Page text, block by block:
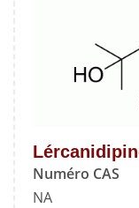
Numéro CAS
NA